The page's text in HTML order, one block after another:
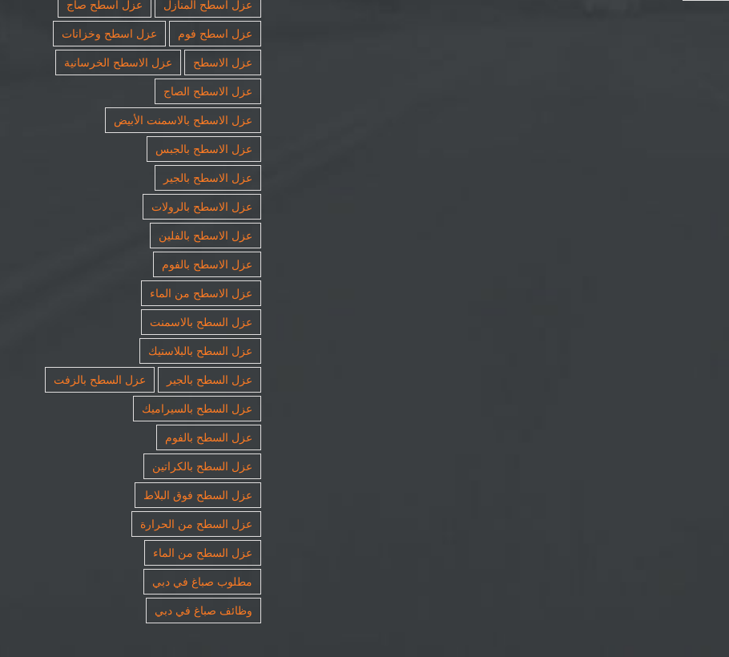
عزل اسطح المنازل
عزل اسطح صاج
عزل اسطح فوم
عزل اسطح وخزانات
عزل الاسطح
عزل الاسطح الخرسانية
عزل الاسطح الصاج
عزل الاسطح بالاسمنت الأبيض
عزل الاسطح بالجبس
عزل الاسطح بالجير
عزل الاسطح بالرولات
عزل الاسطح بالفلين
عزل الاسطح بالفوم
عزل الاسطح من الماء
عزل السطح بالاسمنت
عزل السطح بالبلاستيك
عزل السطح بالجير
عزل السطح بالزفت
عزل السطح بالسيراميك
عزل السطح بالفوم
عزل السطح بالكراتين
عزل السطح فوق البلاط
عزل السطح من الحرارة
عزل السطح من الماء
مطلوب صباغ في دبي
وظائف صباغ في دبي